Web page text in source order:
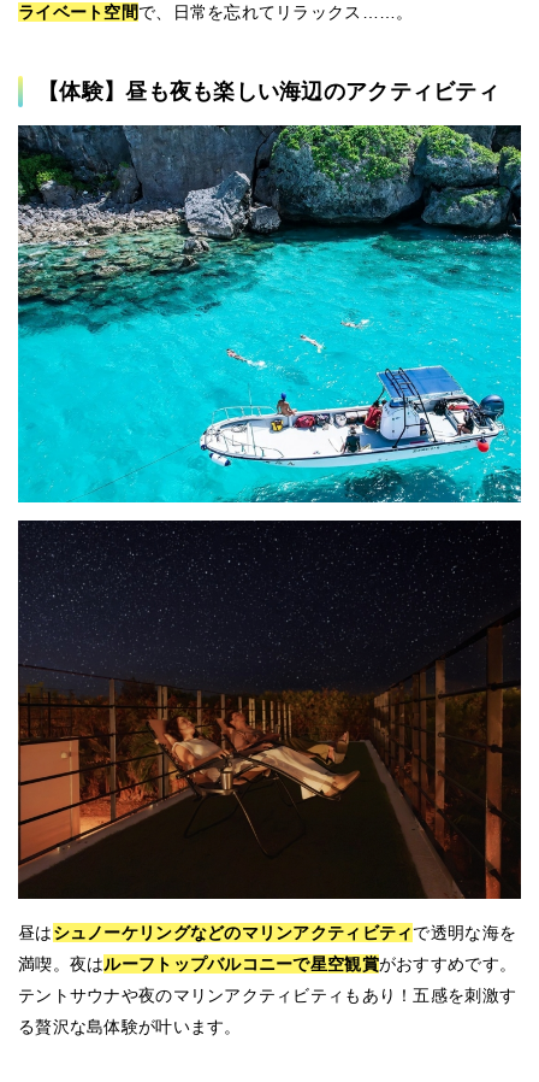
ライベート空間で、日常を忘れてリラックス……。
【体験】昼も夜も楽しい海辺のアクティビティ
昼はシュノーケリングなどのマリンアクティビティで透明な海を
満喫。夜はルーフトップバルコニーで星空観賞がおすすめです。
テントサウナや夜のマリンアクティビティもあり！五感を刺激す
る贅沢な島体験が叶います。